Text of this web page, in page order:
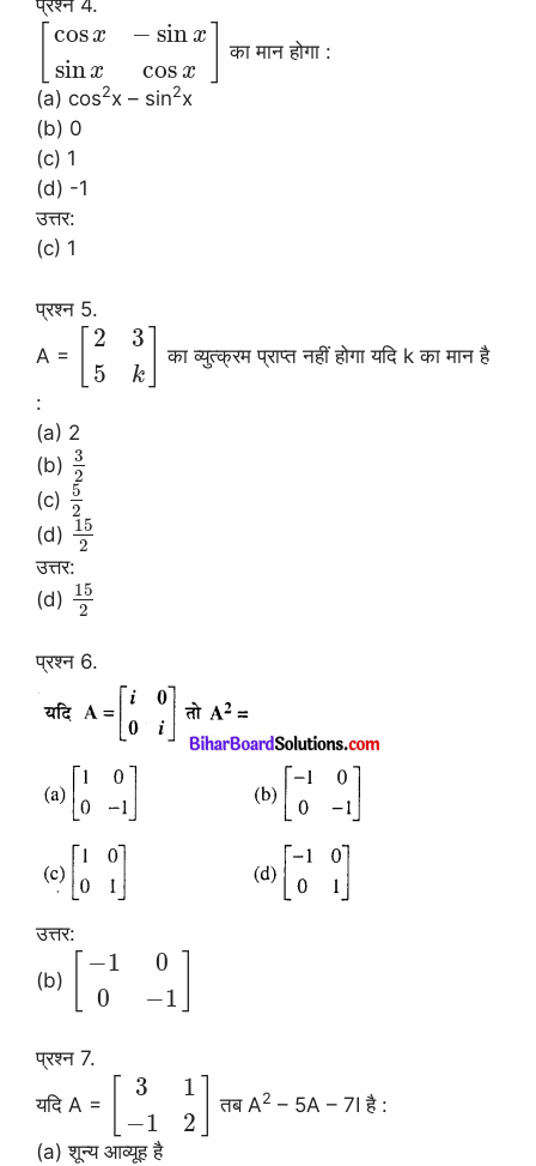
प्रश्न 4.
cosx
sinx
− sin x
cos x
का मान होगा :
(a) cos2x – sin2x
(b) 0
(c) 1
(d) -1
उत्तर:
(c) 1
प्रश्न 5.
A =
2
5
3
k
का व्युत्क्रम प्राप्त नहीं होगा यदि k का मान है
:
(a) 2
(b) 3
2
(c) 5
2
(d)
15
2
उत्तर:
(d)
15
2
प्रश्न 6.
उत्तर:
(b)
−1
0
0
−1
प्रश्न 7.
यदि A =
3
−1
1
2
तब A2 – 5A – 7I है :
(a) शून्य आव्यूह है